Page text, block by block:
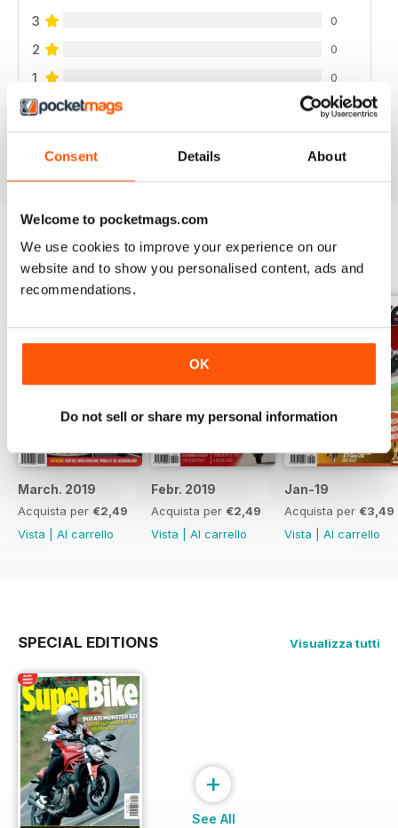
Consent Details About
Welcome to pocketmags.com
We use cookies to improve your experience on our
website and to show you personalised content, ads and
recommendations.
OK
Do not sell or share my personal information
3
0
2 0
1 0
EDIZIONI INDIETRO Visualizza tutti
March. 2019
Acquista per €2,49
Vista
Al carrello
Febr. 2019
Acquista per €2,49
Vista
Al carrello
Jan-19
Acquista per €3,49
Vista
Al carrello
SPECIAL EDITIONS Visualizza tutti
+
See All